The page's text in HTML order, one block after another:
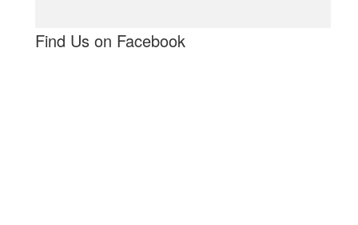
Find Us on Facebook